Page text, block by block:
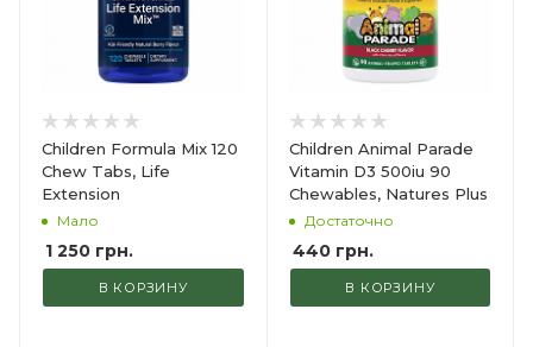
Children Formula Mix 120
Chew Tabs, Life
Extension
Мало
1 250 грн.
В КОРЗИНУ
Children Animal Parade
Vitamin D3 500iu 90
Chewables, Natures Plus
Достаточно
440грн.
В КОРЗИНУ